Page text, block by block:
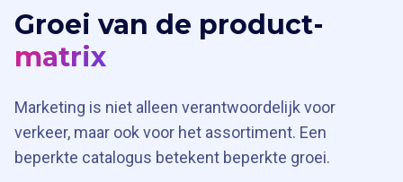
Groei van de product-
matrix
Marketing is niet alleen verantwoordelijk voor
verkeer, maar ook voor het assortiment. Een
beperkte catalogus betekent beperkte groei.